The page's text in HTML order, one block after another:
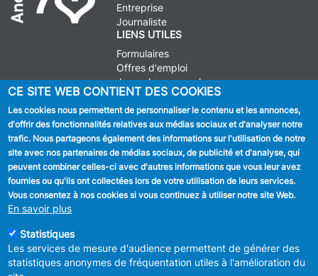
Entreprise
Journaliste
LIENS UTILES
Formulaires
Offres d'emploi
Journal communal
Stationnement
SUIVEZ NOUS
Facebook
Linkedin
CE SITE WEB CONTIENT DES COOKIES
Les cookies nous permettent de personnaliser le contenu et les annonces,
d'offrir des fonctionnalités relatives aux médias sociaux et d'analyser notre
trafic. Nous partageons également des informations sur l'utilisation de notre
site avec nos partenaires de médias sociaux, de publicité et d'analyse, qui
peuvent combiner celles-ci avec d'autres informations que vous leur avez
fournies ou qu'ils ont collectées lors de votre utilisation de leurs services.
Vous consentez à nos cookies si vous continuez à utiliser notre site Web.
En savoir plus
Statistiques
Les services de mesure d'audience permettent de générer des
statistiques anonymes de fréquentation utiles à l'amélioration du